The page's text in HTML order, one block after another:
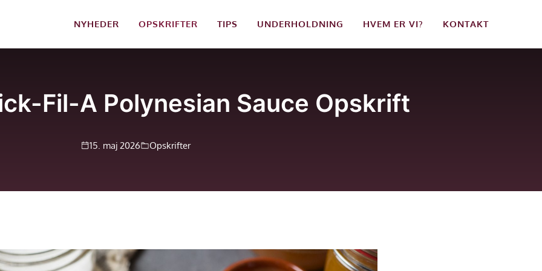
NYHEDER OPSKRIFTER TIPS UNDERHOLDNING HVEM ER VI? KONTAKT
Fil-A Polynesian Sauce Opskrift
15. maj 2026 Opskrifter